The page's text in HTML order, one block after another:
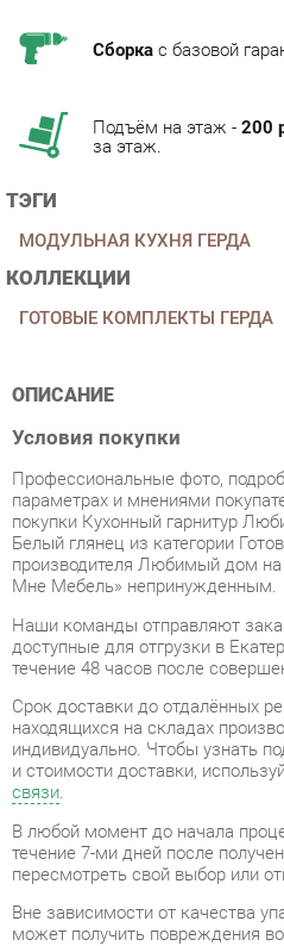
ТЭГИ
ГОТОВЫЕ КОМПЛЕКТЫ ГЕРДА
ОПИСАНИЕ
параметрах и мнениями
покупки Кухонный гарнитур
Белый глянец из категории
производителя Любимый дом на
Мне Мебель» непринужденным.
Наши команды отправляют
доступные для отгрузки в
течение 48 часов после
Срок доставки до отдалённых
находящихся на складах
индивидуально. Чтобы узнать
связи .
В любой момент до начала
течение 7-ми дней после
пересмотреть свой выбор или
Вне зависимости от качества
может получить повреждения во
обнаружите какой-либо дефект
незамедлительно заменим
Передоставление замененного
ни копейки.